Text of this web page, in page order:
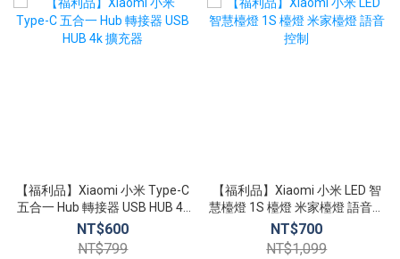
【福利品】Xiaomi 小米 Type-C
五合一 Hub 轉接器 USB HUB 4k
擴充器
NT$600
NT$799
【福利品】Xiaomi 小米 LED 智
慧檯燈 1S 檯燈 米家檯燈 語音控
制
NT$700
NT$1,099